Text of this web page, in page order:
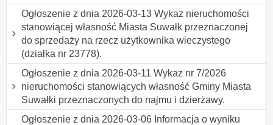
Ogłoszenie z dnia 2026-03-13 Wykaz nieruchomości
stanowiącej własność Miasta Suwałk przeznaczonej
do sprzedaży na rzecz użytkownika wieczystego
(działka nr 23778).
Ogłoszenie z dnia 2026-03-11 Wykaz nr 7/2026
nieruchomości stanowiących własność Gminy Miasta
Suwałki przeznaczonych do najmu i dzierżawy.
Ogłoszenie z dnia 2026-03-06 Informacja o wyniku